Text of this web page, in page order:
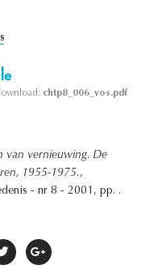
chtp8_006_vos.pdf
van vernieuwing. De
1955-1975.,
- nr 8 - 2001, pp. .